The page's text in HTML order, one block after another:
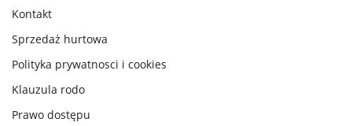
Kontakt
Sprzedaż hurtowa
Polityka prywatnosci i cookies
Klauzula rodo
Prawo dostępu